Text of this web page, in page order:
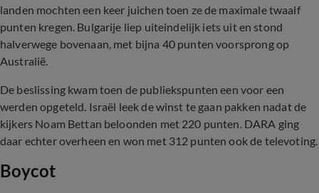
landen mochten een keer juichen toen ze de maximale twaalf
punten kregen. Bulgarije liep uiteindelijk iets uit en stond
halverwege bovenaan, met bijna 40 punten voorsprong op
Australië.
De beslissing kwam toen de publiekspunten een voor een
werden opgeteld. Israël leek de winst te gaan pakken nadat de
kijkers Noam Bettan beloonden met 220 punten. DARA ging
daar echter overheen en won met 312 punten ook de televoting.
Boycot